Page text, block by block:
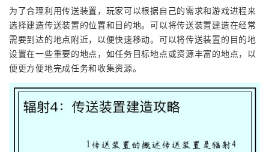
为了合理利用传送装置，玩家可以根据自己的需求和游戏进程来
选择建造传送装置的位置和目的地。可以将传送装置建造在经常
需要到达的地点附近，以便快速移动。可以将传送装置的目的地
设置在一些重要的地点，如任务目标地点或资源丰富的地点，以
便更方便地完成任务和收集资源。